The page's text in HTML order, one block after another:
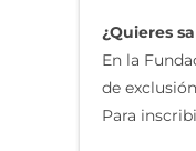
¿Quieres
En la
de
Para